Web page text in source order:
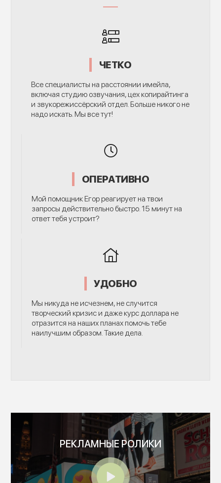
ЧЕТКО
Все специалисты на расстоянии имейла,
включая студию озвучания, цех копирайтинга
и звукорежиссёрский отдел. Больше никого не
надо искать. Мы все тут!
ОПЕРАТИВНО
Мой помощник Егор реагирует на твои
запросы действительно быстро. 15 минут на
ответ тебя устроит?
УДОБНО
Мы никуда не исчезнем, не случится
творческий кризис и даже курс доллара не
отразится на наших планах помочь тебе
наилучшим образом. Такие дела.
РЕКЛАМНЫЕ РОЛИКИ